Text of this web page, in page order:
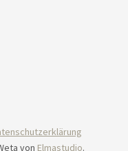
von Elmastudio.